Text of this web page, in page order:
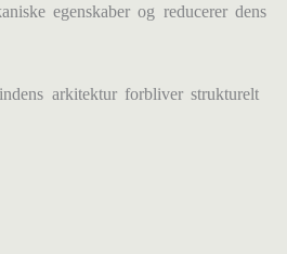
egenskaber og reducerer dens
arkitektur forbliver strukturelt